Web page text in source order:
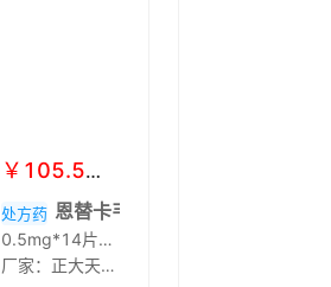
￥ 105.5 起
处方药 恩替卡韦分散片(润众)
0.5mg*14片*2板
厂家： 正大天晴